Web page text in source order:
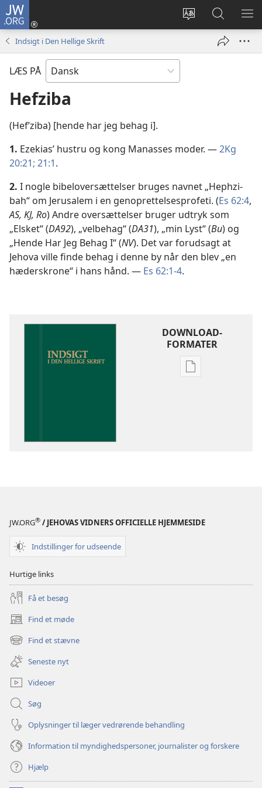
JW.ORG
Vælg
Log
på
vindue)
Søg
på
JW.ORG
VIS
Indsigt i Den Hellige Skrift
LÆS PÅ
Hefziba
(Hefʹziba) [hende har jeg behag i].
1. Ezekias’ hustru og kong Manasses moder. —2Kg
20:21; 21:1.
2. I nogle bibeloversættelser bruges navnet „Hephzi-
bah“ om Jerusalem i en genoprettelsesprofeti. (Es 62:4,
AS, KJ, Ro) Andre oversættelser bruger udtryk som
„Elsket“ (DA92), „velbehag“ (DA31), „min Lyst“ (Bu) og
„Hende Har Jeg Behag I“ (NV). Det var forudsagt at
Jehova ville finde behag i denne by når den blev „en
hæderskrone“ i hans hånd. — Es 62:1-4.
DOWNLOAD-
FORMATER
Indstillinger
JW.ORG® / JEHOVAS VIDNERS OFFICIELLE HJEMMESIDE
Indstillinger for udseende
Hurtige links
Få et besøg
Find et møde
(åbner
nyt
vindue)
Find et stævne
(åbner
nyt
vindue)
Seneste nyt
Videoer
Søg
Oplysninger til læger vedrørende behandling
Information til myndighedspersoner, journalister og forskere
Hjælp